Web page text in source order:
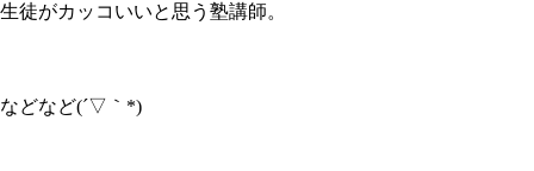
生徒がカッコいいと思う塾講師。
などなど(´▽｀*)